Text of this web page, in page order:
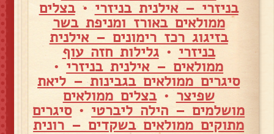
בניזרי – אילנית בניזרי •בצלים
ממולאים באורז ומניפת בשר
בזיגוג רכז רימונים – אילנית
בניזרי •גלילות חזה עוף
ממולאים – אילנית בניזרי •
סיגרים ממולאים בגבינות – ליאת
שפיצר •בצלים ממולאים
מושלמים – הילה ליברטי •סיגרים
מתוקים ממולאים בשקדים – רונית